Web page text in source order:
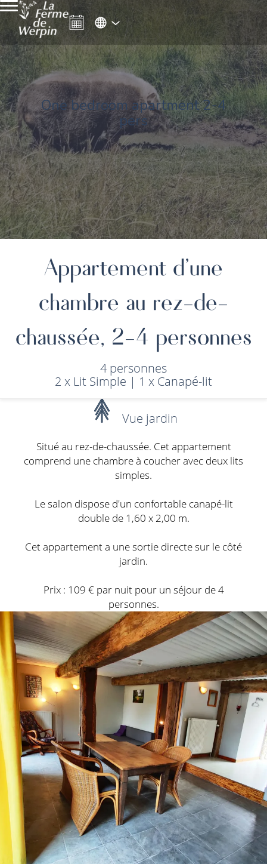
One bedroom apartment 2-4
pers
Appartement d'une
chambre au rez-de-
chaussée, 2-4 personnes
4 personnes
2 x Lit Simple | 1 x Canapé-lit
Vue jardin
Situé au rez-de-chaussée. Cet appartement
comprend une chambre à coucher avec deux lits
simples.
Le salon dispose d'un confortable canapé-lit
double de 1,60 x 2,00 m.
Cet appartement a une sortie directe sur le côté
jardin.
Prix : 109 € par nuit pour un séjour de 4
personnes.